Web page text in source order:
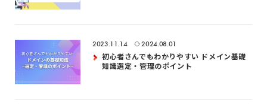
2023.11.14 2024.08.01
初心者さんでもわかりやすい ドメイン基礎
知識選定・管理のポイント